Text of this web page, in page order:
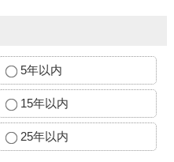
5年以内
15年以内
25年以内